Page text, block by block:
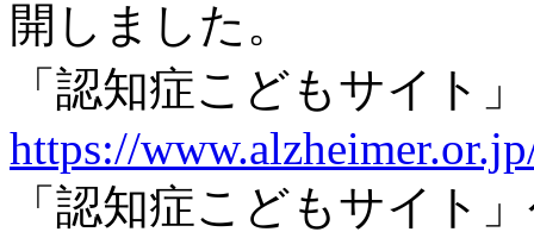
開しました。
「認知症こどもサイト」
https://
「認知症こどもサイト